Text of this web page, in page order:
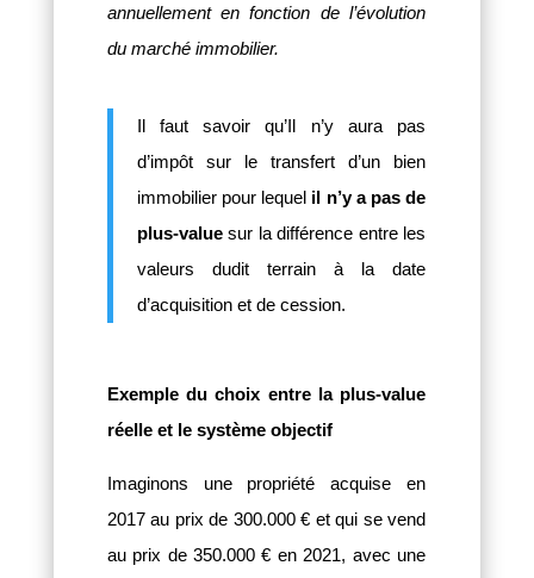
annuellement en fonction de l’évolution
du marché immobilier.
Il faut savoir qu’Il n’y aura pas
d’impôt sur le transfert d’un bien
immobilier pour lequel il n’y a pas de
plus-valuesur la différence entre les
valeurs dudit terrain à la date
d’acquisition et de cession.
Exemple du choix entre la plus-value
réelle et le système objectif
Imaginons une propriété acquise en
2017 au prix de 300.000 € et qui se vend
au prix de 350.000 € en 2021, avec une